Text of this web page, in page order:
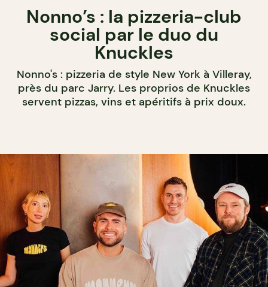
Nonno’s : la pizzeria-club
social par le duo du
Knuckles
Nonno's : pizzeria de style New York à Villeray,
près du parc Jarry. Les proprios de Knuckles
servent pizzas, vins et apéritifs à prix doux.